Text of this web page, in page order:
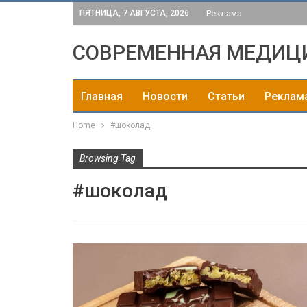
ПЯТНИЦА, 7 АВГУСТА, 2026 Реклама
СОВРЕМЕННАЯ
Главная Новости Статьи
Home #шоколад
Browsing Tag
#шоколад